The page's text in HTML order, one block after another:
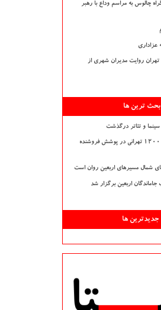
چالوس به مراسم وداع با رهبر
عزاداری
روایت مدیران شهری از
ترین ها
سینما و تئاتر درگذشت
کپی اطلاعات کارت بانکی ۱۲۰۰ تهرانی در پوشش فروشنده
شمال مسیرهای اربعین روان است
اربعین برگزار شد
جدیدترین ها